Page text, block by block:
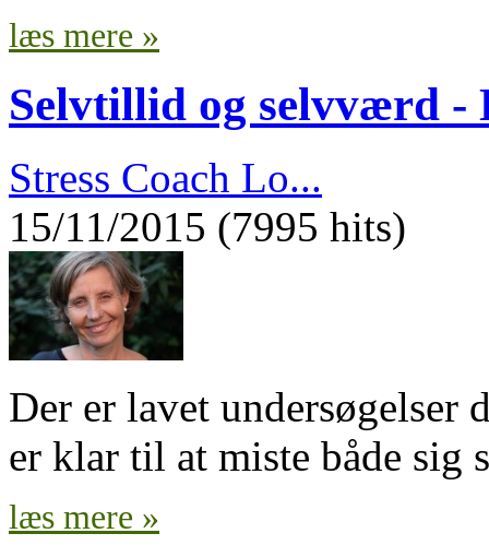
læs mere »
Selvtillid og selvværd -
Stress Coach Lo...
15/11/2015 (7995 hits)
Der er lavet undersøgelser
er klar til at miste både sig
læs mere »